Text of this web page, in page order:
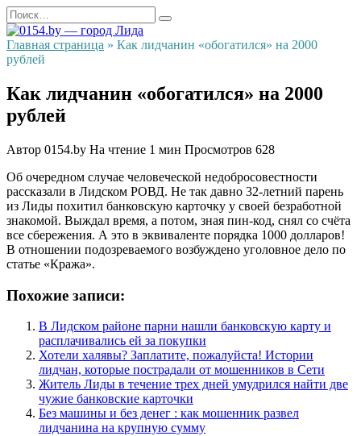
Перейти
к
содержанию
Search
for:
Главная страница » Как лидчанин «обогатился» на 2000
рублей
Как лидчанин «обогатился» на 2000
рублей
Автор 0154.by На чтение 1 мин Просмотров 628
Об очередном случае человеческой недобросовестности
рассказали в Лидском РОВД. Не так давно 32-летний парень
из Лиды похитил банковскую карточку у своей безработной
знакомой. Выждал время, а потом, зная пин-код, снял со счёта
все сбережения. А это в эквиваленте порядка 1000 долларов!
В отношении подозреваемого возбуждено уголовное дело по
статье «Кража».
Похожие записи:
В Лидском районе парни нашли банковскую карту и
расплачивались ей за покупки
Хотели халявы? Заплатите, пожалуйста! Истории
лидчан, которые пострадали от мошенников в Сети
Житель Лиды в течение трех дней умудрился найти две
чужие банковские карточки
Без машины и без денег : как мошенник развел
лидчанина на крупную сумму